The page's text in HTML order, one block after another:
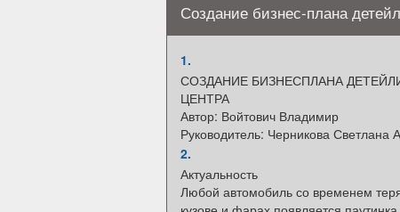
Создание бизнес-плана
1.
СОЗДАНИЕ БИЗНЕСПЛАНА
ЦЕНТРА
Автор: Войтович Владимир
Руководитель: Черникова Светлана
2.
Актуальность
Любой автомобиль со временем